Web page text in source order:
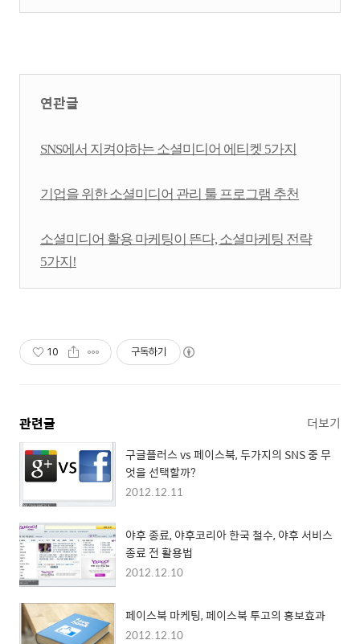
연관글
SNS에서 지켜야하는 소셜미디어 에티켓 5가지
기업을 위한 소셜미디어 관리 툴 프로그램 추천
소셜미디어 활용 마케팅이 뜬다, 소셜마케팅 전략
5가지!
10 구독하기
관련글 더보기
구글플러스 vs 페이스북, 두가지의 SNS 중 무
엇을 선택할까?
2012.12.11
야후 종료, 야후코리아 한국 철수, 야후 서비스
종료 전 활용법
2012.12.10
페이스북 마케팅, 페이스북 투고의 홍보효과
2012.12.10